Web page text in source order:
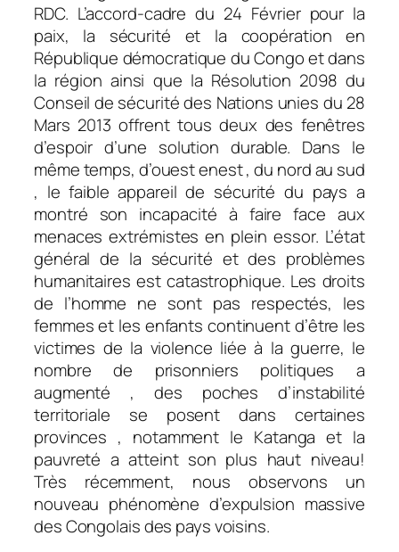
RDC. L’accord-cadre du 24 Février pour la
paix, la sécurité et la coopération en
République démocratique du Congo et dans
la région ainsi que la Résolution 2098 du
Conseil de sécurité des Nations unies du 28
Mars 2013 offrent tous deux des fenêtres
d’espoir d’une solution durable. Dans le
même temps, d’ouest enest , du nord au sud
, le faible appareil de sécurité du pays a
montré son incapacité à faire face aux
menaces extrémistes en plein essor. L’état
général de la sécurité et des problèmes
humanitaires est catastrophique. Les droits
de l’homme ne sont pas respectés, les
femmes et les enfants continuent d’être les
victimes de la violence liée à la guerre, le
nombre de prisonniers politiques a
augmenté , des poches d’instabilité
territoriale se posent dans certaines
provinces , notamment le Katanga et la
pauvreté a atteint son plus haut niveau!
Très récemment, nous observons un
nouveau phénomène d’expulsion massive
des Congolais des pays voisins.